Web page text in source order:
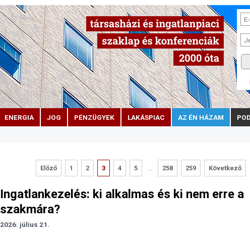
ENERGIA JOG PÉNZÜGYEK LAKÁSPIAC AZ ÉN HÁZAM
Előző 1 2 3 4 5 258 259 Következő
Ingatlankezelés: ki alkalmas és ki nem erre a
szakmára?
2026. július 21.